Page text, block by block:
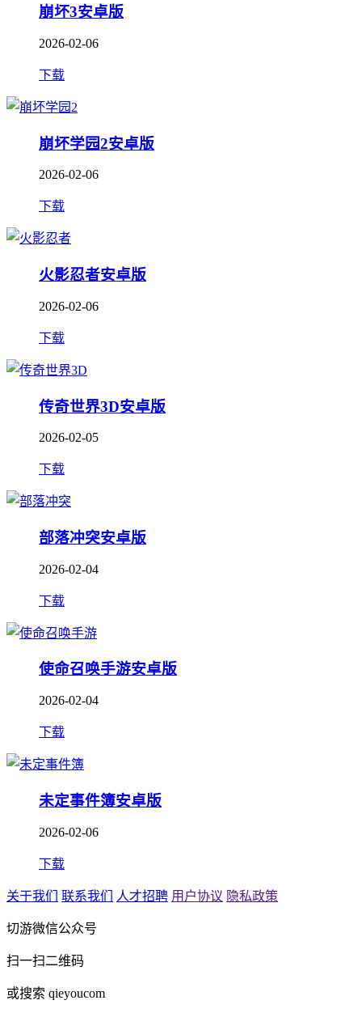
崩坏3安卓版
2026-02-06
下载
崩坏学园2安卓版
2026-02-06
下载
火影忍者安卓版
2026-02-06
下载
传奇世界3D安卓版
2026-02-05
下载
部落冲突安卓版
2026-02-04
下载
使命召唤手游安卓版
2026-02-04
下载
未定事件簿安卓版
2026-02-06
下载
关于我们 联系我们 人才招聘 用户协议 隐私政策
切游微信公众号
扫一扫二维码
或搜索 qieyoucom